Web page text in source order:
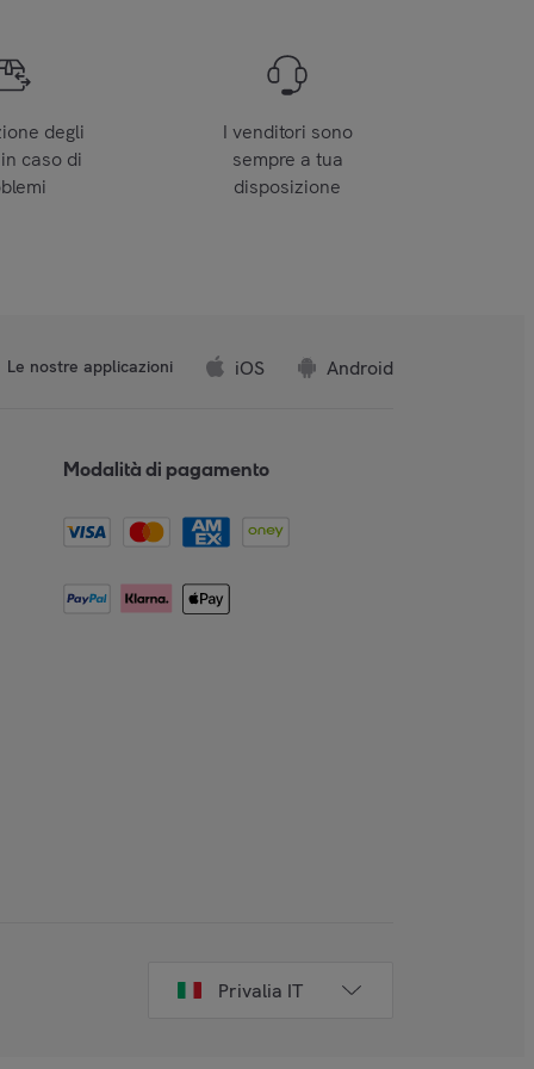
degli
caso di
I venditori sono
sempre a tua
disposizione
Le nostre applicazioni iOS Android
Modalità di pagamento
Privalia IT